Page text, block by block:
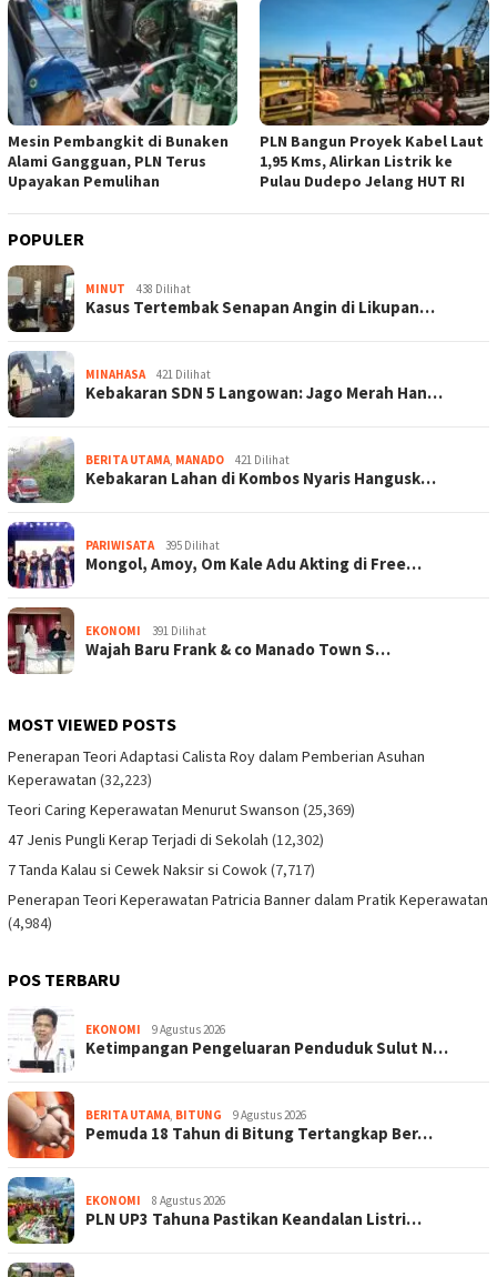
Mesin Pembangkit di Bunaken
Alami Gangguan, PLN Terus
Upayakan Pemulihan
PLN Bangun Proyek Kabel Laut
1,95 Kms, Alirkan Listrik ke
Pulau Dudepo Jelang HUT RI
POPULER
MINUT 438 Dilihat
Kasus Tertembak Senapan Angin di Likupan…
MINAHASA 421 Dilihat
Kebakaran SDN 5 Langowan: Jago Merah Han…
BERITA UTAMA, MANADO 421 Dilihat
Kebakaran Lahan di Kombos Nyaris Hangusk…
PARIWISATA 395 Dilihat
Mongol, Amoy, Om Kale Adu Akting di Free…
EKONOMI 391 Dilihat
Wajah Baru Frank & co Manado Town S…
MOST VIEWED POSTS
Penerapan Teori Adaptasi Calista Roy dalam Pemberian Asuhan
Keperawatan (32,223)
Teori Caring Keperawatan Menurut Swanson (25,369)
47 Jenis Pungli Kerap Terjadi di Sekolah (12,302)
7 Tanda Kalau si Cewek Naksir si Cowok(7,717)
Penerapan Teori Keperawatan Patricia Banner dalam Pratik Keperawatan
(4,984)
POS TERBARU
EKONOMI 9 Agustus 2026
Ketimpangan Pengeluaran Penduduk Sulut N…
BERITA UTAMA, BITUNG 9 Agustus 2026
Pemuda 18 Tahun di Bitung Tertangkap Ber…
EKONOMI 8 Agustus 2026
PLN UP3 Tahuna Pastikan Keandalan Listri…